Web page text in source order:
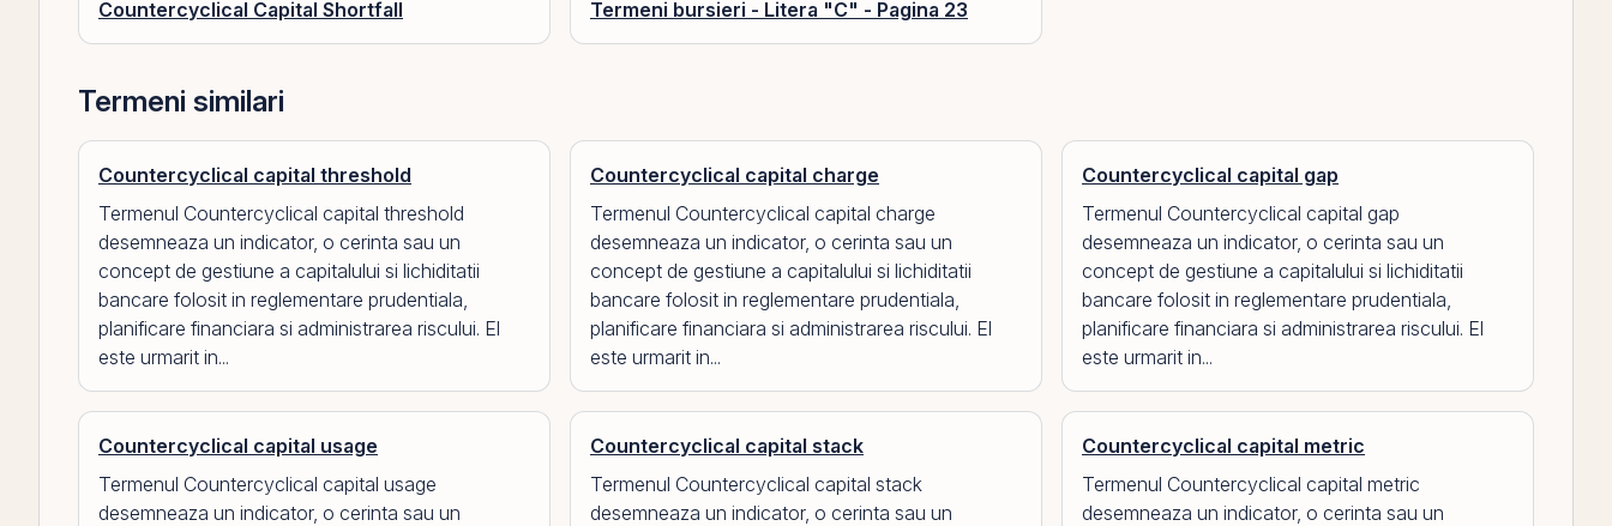
Countercyclical Capital Shortfall Termeni bursieri - Litera "C" - Pagina 23
Termeni similari
Countercyclical capital threshold
Termenul Countercyclical capital threshold
desemneaza un indicator, o cerinta sau un
concept de gestiune a capitalului si lichiditatii
bancare folosit in reglementare prudentiala,
planificare financiara si administrarea riscului. El
este urmarit in...
Countercyclical capital charge
Termenul Countercyclical capital charge
desemneaza un indicator, o cerinta sau un
concept de gestiune a capitalului si lichiditatii
bancare folosit in reglementare prudentiala,
planificare financiara si administrarea riscului. El
este urmarit in...
Countercyclical capital gap
Termenul Countercyclical capital gap
desemneaza un indicator, o cerinta sau un
concept de gestiune a capitalului si lichiditatii
bancare folosit in reglementare prudentiala,
planificare financiara si administrarea riscului. El
este urmarit in...
Countercyclical capital usage
Termenul Countercyclical capital usage
desemneaza un indicator, o cerinta sau un
Countercyclical capital stack
Termenul Countercyclical capital stack
desemneaza un indicator, o cerinta sau un
Countercyclical capital metric
Termenul Countercyclical capital metric
desemneaza un indicator, o cerinta sau un